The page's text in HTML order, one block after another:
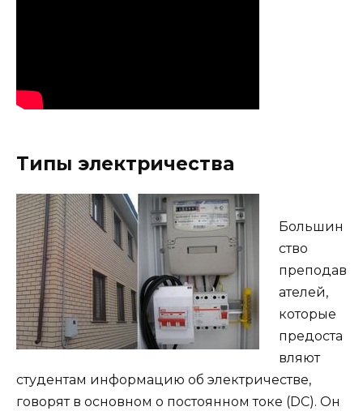
Типы электричества
Большин
ство
преподав
ателей,
которые
предоста
вляют
студентам информацию об электричестве,
говорят в основном о постоянном токе (DC). Он